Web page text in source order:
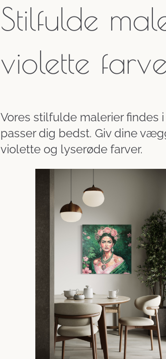
Stilfulde
violette
Vores stilfulde malerier findes
passer dig bedst. Giv dine
violette og lyserøde farver.